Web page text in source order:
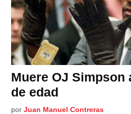
Muere OJ Simpson
de edad
por Juan Manuel Contreras